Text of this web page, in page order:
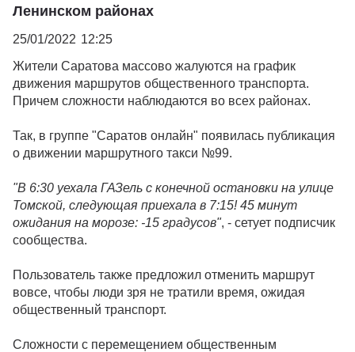
Ленинском районах
25/01/2022 12:25
Жители Саратова массово жалуются на график
движения маршрутов общественного транспорта.
Причем сложности наблюдаются во всех районах.
Так, в группе "Саратов онлайн" появилась публикация
о движении маршрутного такси №99.
"В 6:30 уехала ГАЗель с конечной остановки на улице
Томской, следующая приехала в 7:15! 45 минут
ожидания на морозе: -15 градусов", - сетует подписчик
сообщества.
Пользователь также предложил отменить маршрут
вовсе, чтобы люди зря не тратили время, ожидая
общественный транспорт.
Сложности с перемещением общественным